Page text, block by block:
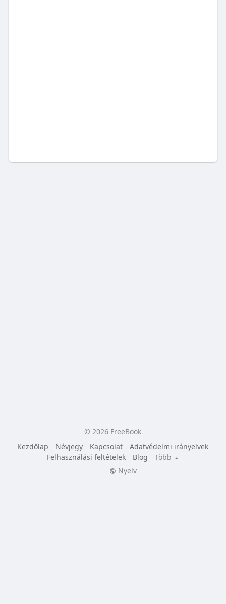
© 2026 FreeBook
Kezdőlap
Névjegy Kapcsolat
Adatvédelmi irányelvek
Felhasználási feltételek
Blog
Több
Nyelv